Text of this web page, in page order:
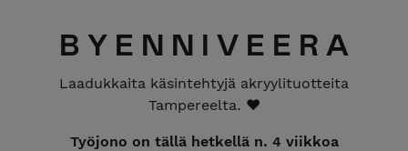
B Y E N N I V E E R A
Laadukkaita käsintehtyjä akryylituotteita
Tampereelta. ❤️
Työjono on tällä hetkellä n. 4 viikkoa